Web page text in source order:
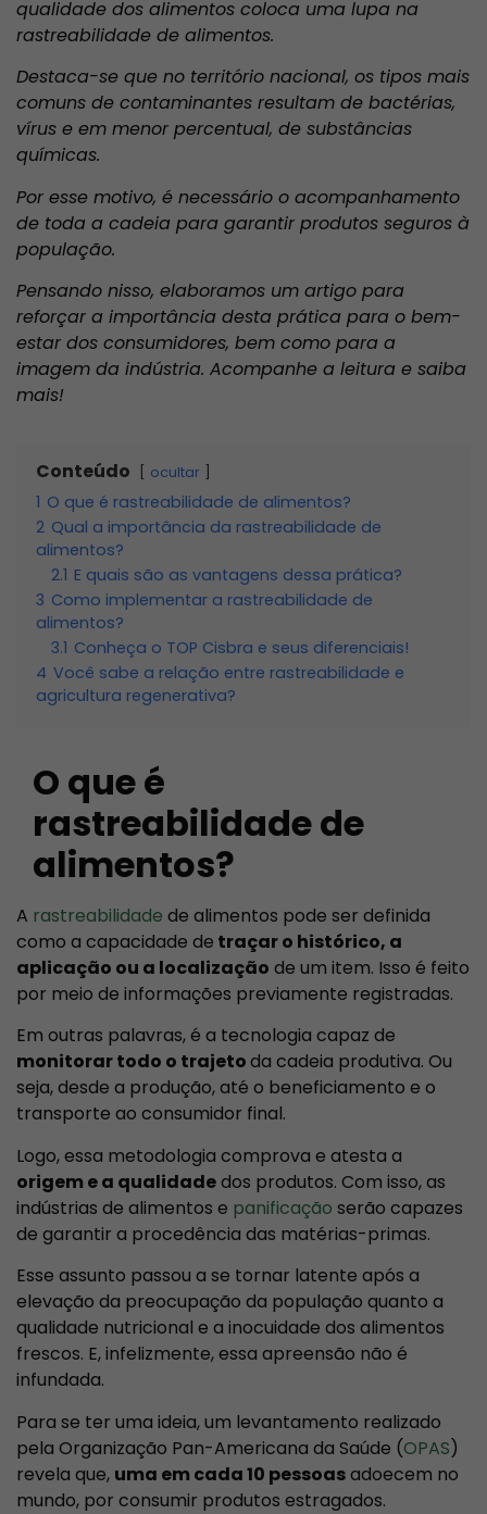
qualidade dos alimentos coloca uma lupa na
rastreabilidade de alimentos.
Destaca-se que no território nacional, os tipos mais
comuns de contaminantes resultam de bactérias,
vírus e em menor percentual, de substâncias
químicas.
Por esse motivo, é necessário o acompanhamento
de toda a cadeia para garantir produtos seguros à
população.
Pensando nisso, elaboramos um artigo para
reforçar a importância desta prática para o bem-
estar dos consumidores, bem como para a
imagem da indústria. Acompanhe a leitura e saiba
mais!
Conteúdo ocultar
1 O que é rastreabilidade de alimentos?
2 Qual a importância da rastreabilidade de
alimentos?
2.1 E quais são as vantagens dessa prática?
3 Como implementar a rastreabilidade de
alimentos?
3.1 Conheça o TOP Cisbra e seus diferenciais!
4 Você sabe a relação entre rastreabilidade e
agricultura regenerativa?
O que é
rastreabilidade de
alimentos?
A rastreabilidade de alimentos pode ser definida
como a capacidade de traçar o histórico, a
aplicação ou a localização de um item. Isso é feito
por meio de informações previamente registradas.
Em outras palavras, é a tecnologia capaz de
monitorar todo o trajetoda cadeia produtiva. Ou
seja, desde a produção, até o beneficiamento e o
transporte ao consumidor final.
Logo, essa metodologia comprova e atesta a
origem e a qualidadedos produtos. Com isso, as
indústrias de alimentos e panificação serão capazes
de garantir a procedência das matérias-primas.
Esse assunto passou a se tornar latente após a
elevação da preocupação da população quanto a
qualidade nutricional e a inocuidade dos alimentos
frescos. E, infelizmente, essa apreensão não é
infundada.
Para se ter uma ideia, um levantamento realizado
pela Organização Pan-Americana da Saúde (OPAS)
revela que, uma em cada 10 pessoasadoecem no
mundo, por consumir produtos estragados.